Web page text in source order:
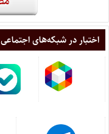
اختبار در شبکه‌های اجتماعی